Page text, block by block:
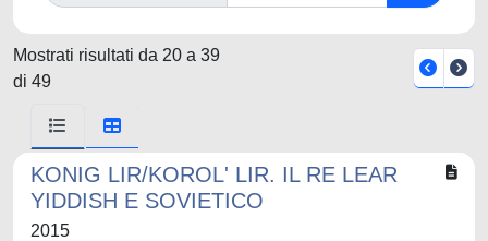
Mostrati risultati da 20 a 39
di 49
KONIG LIR/KOROL' LIR. IL RE LEAR
YIDDISH E SOVIETICO
2015